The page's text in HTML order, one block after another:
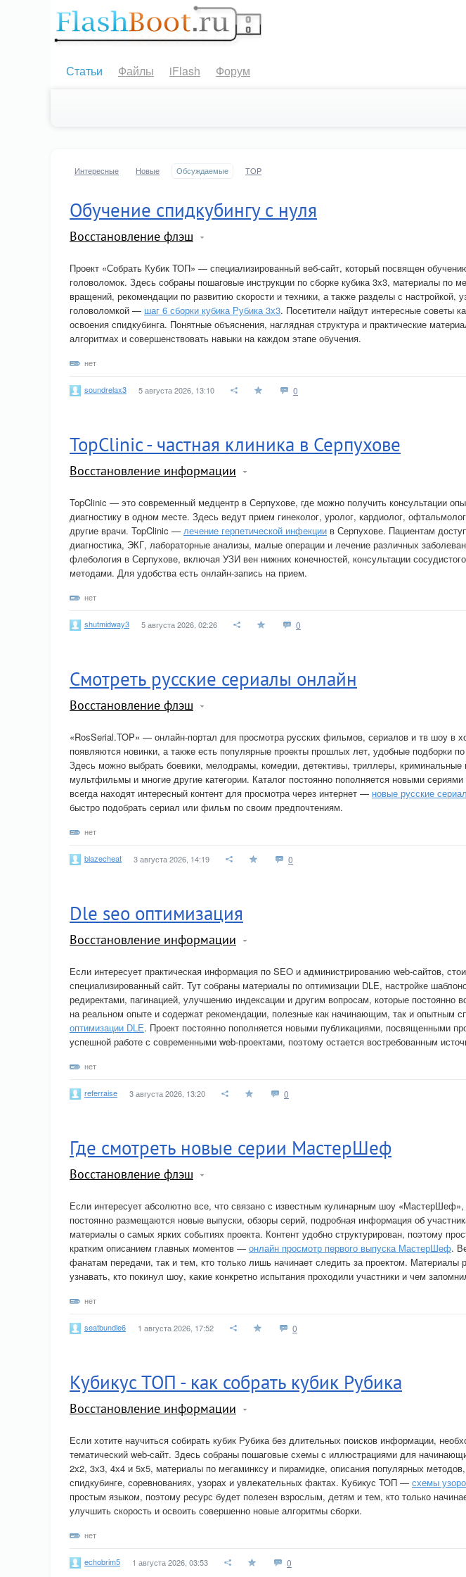
Статьи Файлы iFlash Форум
Интересные Новые Обсуждаемые TOP
Обучение спидкубингу с нуля
Восстановление флэш
Проект «Собрать Кубик ТОП» — специализированный веб-сайт, который посвящен
головоломок. Здесь собраны пошаговые инструкции по сборке кубика 3х3, материалы по
вращений, рекомендации по развитию скорости и техники, а также разделы с настройкой,
головоломкой — шаг 6 сборки кубика Рубика 3х3. Посетители найдут интересные советы
освоения спидкубинга. Понятные объяснения, наглядная структура и практические
алгоритмах и совершенствовать навыки на каждом этапе обучения.
нет
soundrelax3 5 августа 2026, 13:10 0
TopClinic - частная клиника в Серпухове
Восстановление информации
TopClinic — это современный медцентр в Серпухове, где можно получить консультации
диагностику в одном месте. Здесь ведут прием гинеколог, уролог, кардиолог,
другие врачи. TopClinic — лечение герпетической инфекции в Серпухове. Пациентам
диагностика, ЭКГ, лабораторные анализы, малые операции и лечение различных
флебология в Серпухове, включая УЗИ вен нижних конечностей, консультации
методами. Для удобства есть онлайн-запись на прием.
нет
shutmidway3 5 августа 2026, 02:26 0
Смотреть русские сериалы онлайн
Восстановление флэш
«RosSerial.TOP» — онлайн-портал для просмотра русских фильмов, сериалов и тв шоу в
появляются новинки, а также есть популярные проекты прошлых лет, удобные подборки
Здесь можно выбрать боевики, мелодрамы, комедии, детективы, триллеры,
мультфильмы и многие другие категории. Каталог постоянно пополняется новыми
всегда находят интересный контент для просмотра через интернет — новые русские
быстро подобрать сериал или фильм по своим предпочтениям.
нет
blazecheat 3 августа 2026, 14:19 0
Dle seo оптимизация
Восстановление информации
Если интересует практическая информация по SEO и администрированию web-сайтов,
специализированный сайт. Тут собраны материалы по оптимизации DLE, настройке
редиректами, пагинацией, улучшению индексации и другим вопросам, которые постоянно
на реальном опыте и содержат рекомендации, полезные как начинающим, так и опытным
оптимизации DLE. Проект постоянно пополняется новыми публикациями, посвященными
успешной работе с современными web-проектами, поэтому остается востребованным
нет
referraise 3 августа 2026, 13:20 0
Где смотреть новые серии МастерШеф
Восстановление флэш
Если интересует абсолютно все, что связано с известным кулинарным шоу
постоянно размещаются новые выпуски, обзоры серий, подробная информация об
материалы о самых ярких событиях проекта. Контент удобно структурирован, поэтому
кратким описанием главных моментов — онлайн просмотр первого выпуска МастерШеф.
фанатам передачи, так и тем, кто только лишь начинает следить за проектом. Материалы
узнавать, кто покинул шоу, какие конкретно испытания проходили участники и чем
нет
seatbundle6 1 августа 2026, 17:52 0
Кубикус ТОП - как собрать кубик Рубика
Восстановление информации
Если хотите научиться собирать кубик Рубика без длительных поисков информации,
тематический web-сайт. Здесь собраны пошаговые схемы с иллюстрациями для
2х2, 3х3, 4х4 и 5х5, материалы по мегаминксу и пирамидке, описания популярных
спидкубинге, соревнованиях, узорах и увлекательных фактах. Кубикус ТОП — схемы
простым языком, поэтому ресурс будет полезен взрослым, детям и тем, кто только
улучшить скорость и освоить совершенно новые алгоритмы сборки.
нет
echobrim5 1 августа 2026, 03:53 0